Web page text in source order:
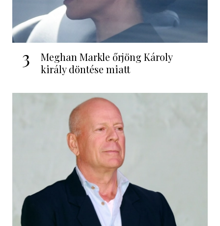
3
Meghan Markle őrjöng Károly
király döntése miatt